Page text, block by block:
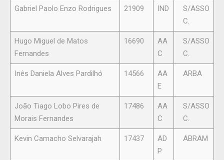
Gabriel Paolo Enzo Rodrigues 21909 IND
S/ASSO
C.
Hugo Miguel de Matos
Fernandes
16690
AA
C
S/ASSO
C.
Inês Daniela Alves Pardilhó 14566
AA
E
ARBA
João Tiago Lobo Pires de
Morais Fernandes
17486
AA
C
S/ASSO
C.
Kevin Camacho Selvarajah 17437
AD
P
ABRAM